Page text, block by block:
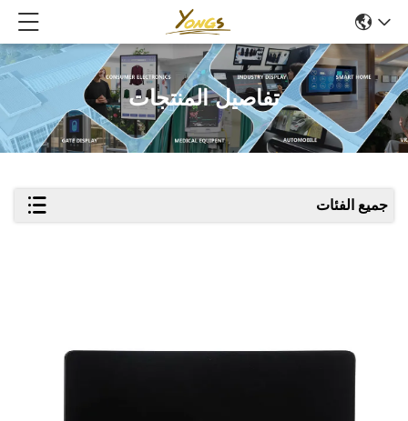
تفاصيل المنتجات
جميع الفئات